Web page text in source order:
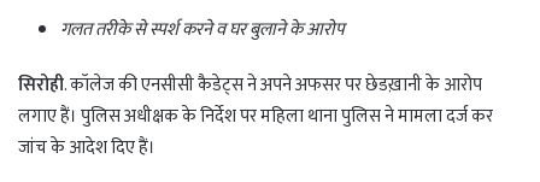
गलत तरीके से स्पर्श करने व घर बुलाने के आरोप
सिरोही. कॉलेज की एनसीसी कैडेट्स ने अपने अफसर पर छेडख़ानी के आरोप
लगाए हैं। पुलिस अधीक्षक के निर्देश पर महिला थाना पुलिस ने मामला दर्ज कर
जांच के आदेश दिए हैं।